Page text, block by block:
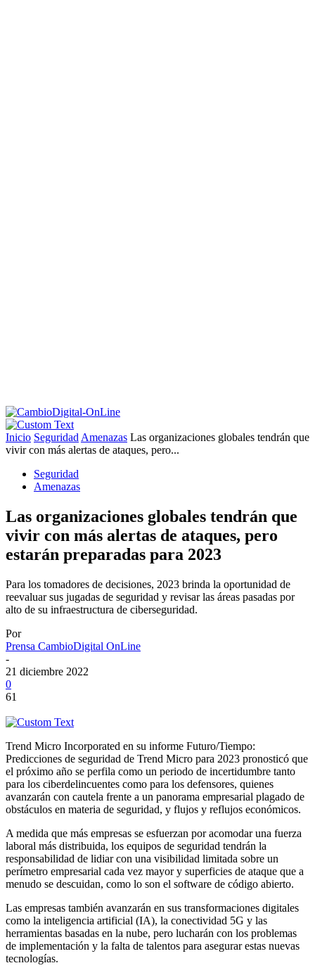
Inicio Seguridad Amenazas Las organizaciones globales tendrán que
vivir con más alertas de ataques, pero...
Seguridad
Amenazas
Las organizaciones globales tendrán que
vivir con más alertas de ataques, pero
estarán preparadas para 2023
Para los tomadores de decisiones, 2023 brinda la oportunidad de
reevaluar sus jugadas de seguridad y revisar las áreas pasadas por
alto de su infraestructura de ciberseguridad.
Por
Prensa CambioDigital OnLine
-
21 diciembre 2022
0
61
Trend Micro Incorporated en su informe Futuro/Tiempo:
Predicciones de seguridad de Trend Micro para 2023 pronosticó que
el próximo año se perfila como un periodo de incertidumbre tanto
para los ciberdelincuentes como para los defensores, quienes
avanzarán con cautela frente a un panorama empresarial plagado de
obstáculos en materia de seguridad, y flujos y reflujos económicos.
A medida que más empresas se esfuerzan por acomodar una fuerza
laboral más distribuida, los equipos de seguridad tendrán la
responsabilidad de lidiar con una visibilidad limitada sobre un
perímetro empresarial cada vez mayor y superficies de ataque que a
menudo se descuidan, como lo son el software de código abierto.
Las empresas también avanzarán en sus transformaciones digitales
como la inteligencia artificial (IA), la conectividad 5G y las
herramientas basadas en la nube, pero lucharán con los problemas
de implementación y la falta de talentos para asegurar estas nuevas
tecnologías.